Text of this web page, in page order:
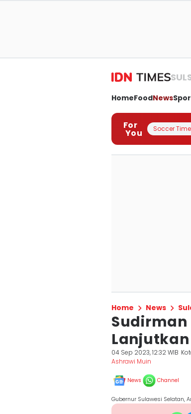
HomeFoodNews
For
You Soccer
Home News
Sudirman
04 Sep 2023, 12:32 WIB
Ashrawi Muin
News Channel
Gubernur Sulawesi Selatan,